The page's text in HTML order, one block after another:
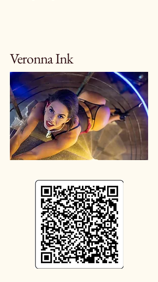
Veronna Ink